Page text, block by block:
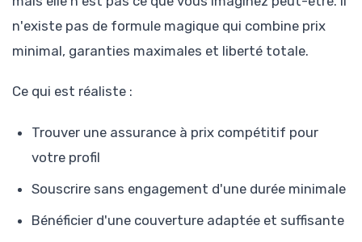
n'existe pas de formule magique qui combine prix
minimal, garanties maximales et liberté totale.
Ce qui est réaliste :
Trouver une assurance à prix compétitif pour
votre profil
Souscrire sans engagement d'une durée minimale
Bénéficier d'une couverture adaptée et suffisante